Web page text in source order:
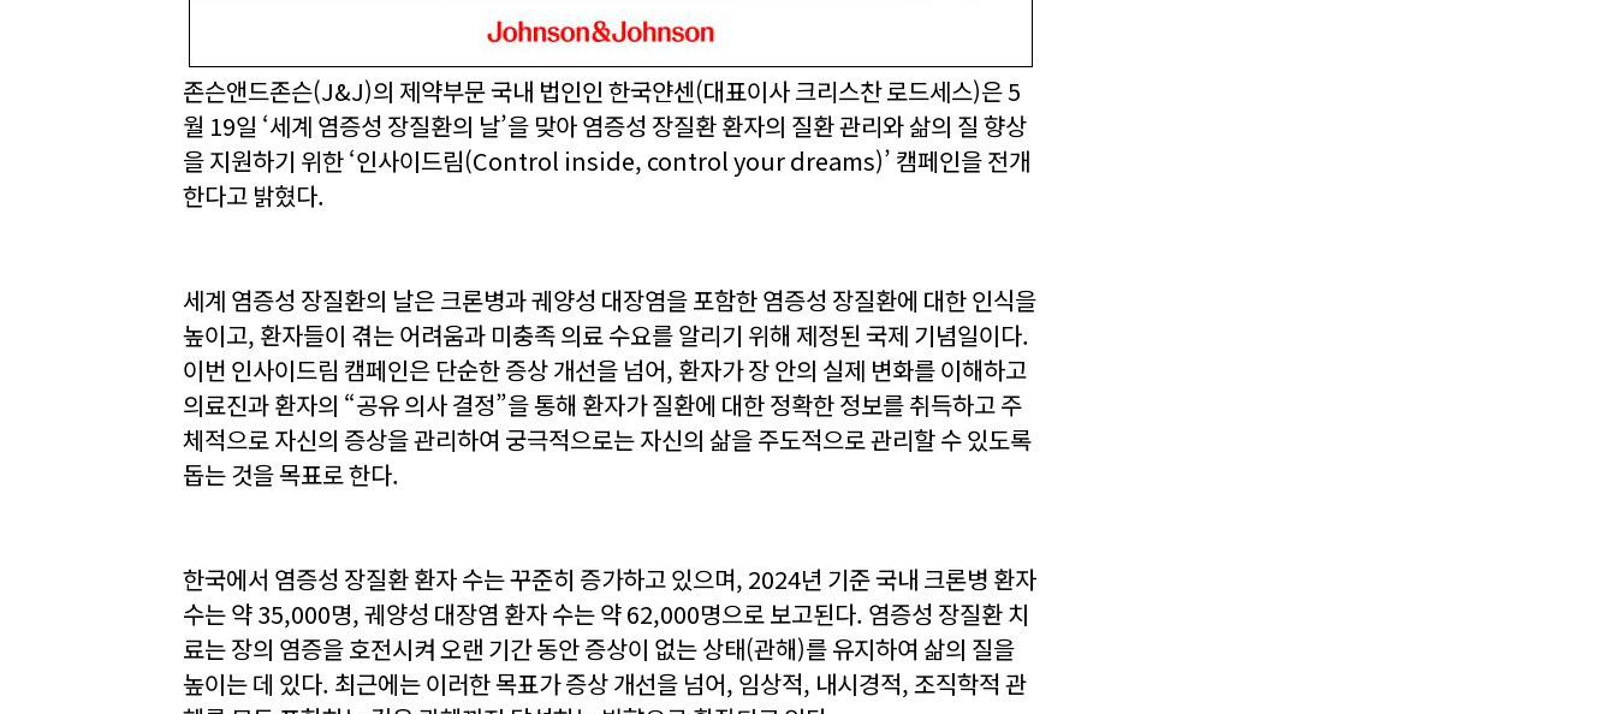
존슨앤드존슨(J&J)의 제약부문 국내 법인인 한국얀센(대표이사 크리스찬 로드세스)은 5
월 19일 ‘세계 염증성 장질환의 날’을 맞아 염증성 장질환 환자의 질환 관리와 삶의 질 향상
을 지원하기 위한 ‘인사이드림(Control inside, control your dreams)’ 캠페인을 전개
한다고 밝혔다.
세계 염증성 장질환의 날은 크론병과 궤양성 대장염을 포함한 염증성 장질환에 대한 인식을
높이고, 환자들이 겪는 어려움과 미충족 의료 수요를 알리기 위해 제정된 국제 기념일이다.
이번 인사이드림 캠페인은 단순한 증상 개선을 넘어, 환자가 장 안의 실제 변화를 이해하고
의료진과 환자의 “공유 의사 결정”을 통해 환자가 질환에 대한 정확한 정보를 취득하고 주
체적으로 자신의 증상을 관리하여 궁극적으로는 자신의 삶을 주도적으로 관리할 수 있도록
돕는 것을 목표로 한다.
한국에서 염증성 장질환 환자 수는 꾸준히 증가하고 있으며, 2024년 기준 국내 크론병 환자
수는 약 35,000명, 궤양성 대장염 환자 수는 약 62,000명으로 보고된다. 염증성 장질환 치
료는 장의 염증을 호전시켜 오랜 기간 동안 증상이 없는 상태(관해)를 유지하여 삶의 질을
높이는 데 있다. 최근에는 이러한 목표가 증상 개선을 넘어, 임상적, 내시경적, 조직학적 관